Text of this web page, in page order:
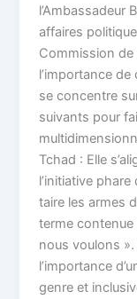
l’Ambassadeur
affaires
Commission de
l’importance de
se concentre
suivants pour
Tchad : Elle
l’initiative
taire les armes
terme contenue
nous voulons
l’importance
genre et